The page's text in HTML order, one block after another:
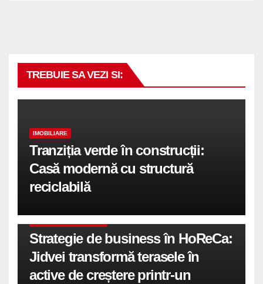
TREBUIE SA VEZI SI:
IMOBILIARE
Tranziția verde în construcții:
Casă modernă cu structură
reciclabilă
Strategie de business în HoReCa:
Jidvei transformă terasele în
active de creștere printr-un